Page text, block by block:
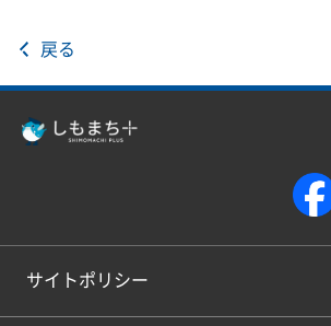
戻る
サイトポリシー